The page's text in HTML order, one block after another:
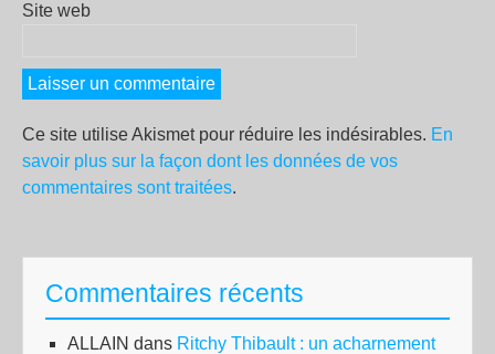
Site web
Ce site utilise Akismet pour réduire les indésirables. En
savoir plus sur la façon dont les données de vos
commentaires sont traitées.
Commentaires récents
ALLAIN dans Ritchy Thibault : un acharnement